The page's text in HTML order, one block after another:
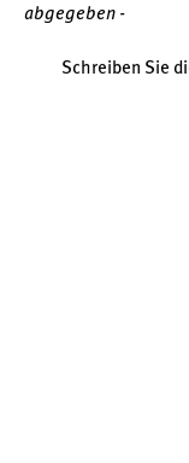
abgegeben -
Schreiben Sie